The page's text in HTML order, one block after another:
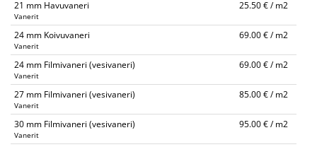
21 mm Havuvaneri
Vanerit
25.50 € / m2
24 mm Koivuvaneri
Vanerit
69.00 € / m2
24 mm Filmivaneri (vesivaneri)
Vanerit
69.00 € / m2
27 mm Filmivaneri (vesivaneri)
Vanerit
85.00 € / m2
30 mm Filmivaneri (vesivaneri)
Vanerit
95.00 € / m2